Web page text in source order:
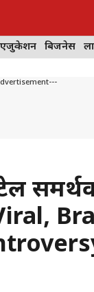
एजुकेशन बिजनेस